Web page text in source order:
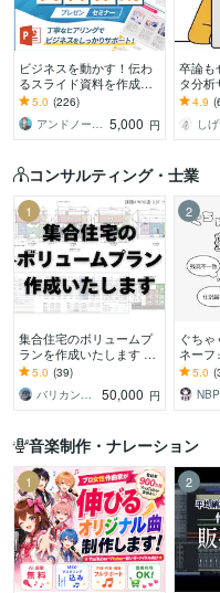
ビジネスを動かす！伝わ
るスライド資料を作成し
ます 営業資料・プレゼン
資料・企画書・セミナー
資料のパワポ作成
5.0 (226)
アンドノーツ｜スライドデザイナー 5,000 円
卒論も
タ分析
論お困
した
も対応
4.9
し
コンサルティング・士業
1
集合住宅のボリュームプ
ランを作成いたします ～
その土地に最適なプラン
をお届け～
5.0 (39)
バリカン（ナカガワ）
50,000 円
2
ぐち
ネーフ
マネー
こなせ
ましょ
5.0
音楽制作・ナレーション
1 2